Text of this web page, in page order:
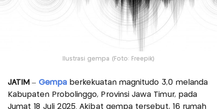
Ilustrasi gempa (Foto: Freepik)
JATIM– Gempa berkekuatan magnitudo 3,0 melanda
Kabupaten Probolinggo, Provinsi Jawa Timur, pada
Jumat 18 Juli 2025. Akibat gempa tersebut, 16 rumah